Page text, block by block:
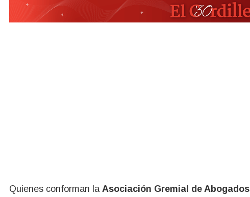
Quienes conforman la Asociación Gremial de Abogados